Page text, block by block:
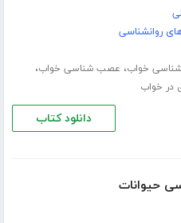
روانشناسی
خواب، عصب شناسی خواب،
در خواب
دانلود کتاب
حیوانات